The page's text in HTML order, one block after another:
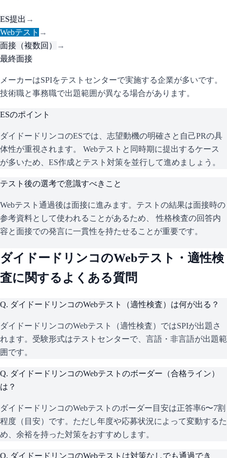
ES提出 →
Webテスト →
面接（複数回）
→
最終面接
メーカーはSPIをテストセンターで実施する企業が多いです。
技術職と事務職で出題範囲が異なる場合があります。
ESのポイント
ダイドードリンコのESでは、志望動機の明確さと自己PRの具
体性が重視されます。 Webテストと同時期に提出するケース
が多いため、ES作成とテスト対策を並行して進めましょう。
テスト後の選考で意識すべきこと
Webテスト通過後は面接に進みます。テストの結果は面接時の
参考資料として使われることがあるため、 性格検査の回答内
容と面接での発言に一貫性を持たせることが重要です。
ダイドードリンコのWebテスト・適性検
査に関するよくある質問
Q. ダイドードリンコのWebテスト（適性検査）は何が出る？
ダイドードリンコのWebテスト（適性検査）ではSPIが出題さ
れます。受験形式はテストセンターで、言語・非言語が出題範
囲です。
Q. ダイドードリンコのWebテストのボーダー（合格ライン）
は？
ダイドードリンコのWebテストのボーダー目安は正答率6〜7割
程度（目安）です。ただし年度や応募状況によって変動するた
め、余裕を持った対策をおすすめします。
Q. ダイドードリンコのWebテストは対策なしでも通過でき